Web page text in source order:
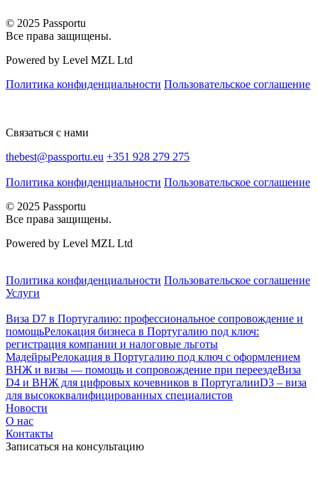
© 2025 Passportu
Все права защищены.
Powered by Level MZL Ltd
Политика конфиденциальности Пользовательское соглашение
Связаться с нами
thebest@passportu.eu +351 928 279 275
Политика конфиденциальности Пользовательское соглашение
© 2025 Passportu
Все права защищены.
Powered by Level MZL Ltd
Политика конфиденциальности Пользовательское соглашение
Услуги
Виза D7 в Португалию: профессиональное сопровождение и
помощьРелокация бизнеса в Португалию под ключ:
регистрация компании и налоговые льготы
МадейрыРелокация в Португалию под ключ с оформлением
ВНЖ и визы — помощь и сопровождение при переездеВиза
D4 и ВНЖ для цифровых кочевников в ПортугалииD3 – виза
для высококвалифицированных специалистов
Новости
О нас
Контакты
Записаться на консультацию